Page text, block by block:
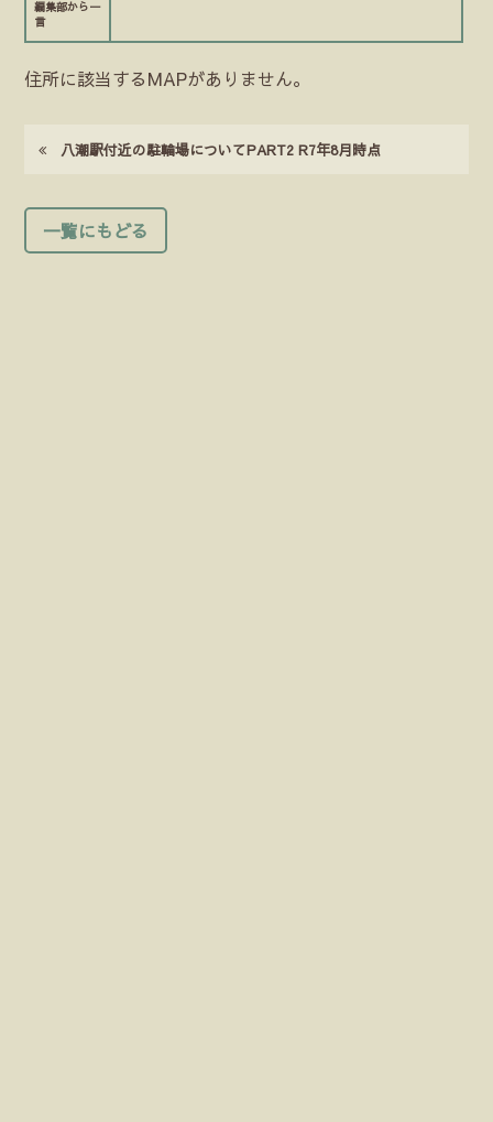
編集部から一
言
住所に該当するMAPがありません。
八潮駅付近の駐輪場についてPART2 R7年8月時点
一覧にもどる